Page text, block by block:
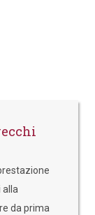
alla
da prima